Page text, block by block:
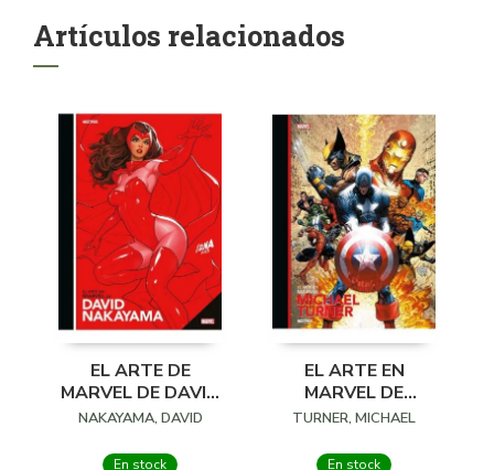
Artículos relacionados
EL ARTE DE
MARVEL DE DAVID
NAKAYAMA
NAKAYAMA, DAVID
En stock
EL ARTE EN
MARVEL DE
MICHAEL TURNER
TURNER, MICHAEL
En stock